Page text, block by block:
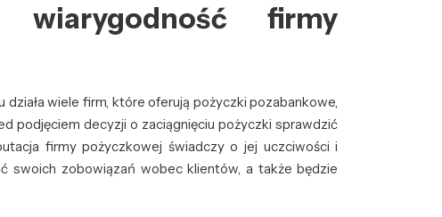
firmy
wiele firm, które oferują pożyczki pozabankowe,
podjęciem decyzji o zaciągnięciu pożyczki sprawdzić
firmy pożyczkowej świadczy o jej uczciwości i
swoich zobowiązań wobec klientów, a także będzie